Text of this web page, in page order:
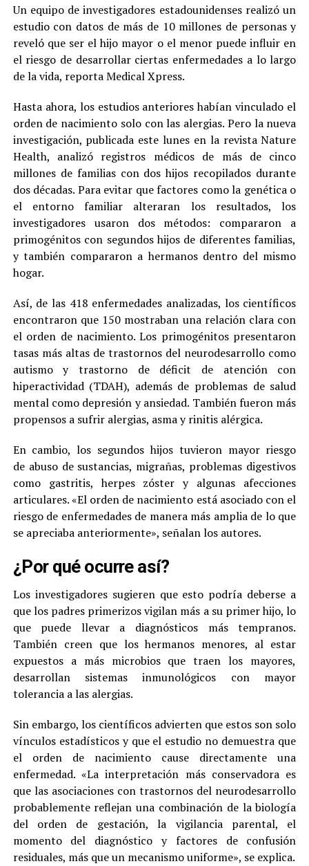
Un equipo de investigadores estadounidenses realizó un
estudio con datos de más de 10 millones de personas y
reveló que ser el hijo mayor o el menor puede influir en
el riesgo de desarrollar ciertas enfermedades a lo largo
de la vida, reporta Medical Xpress.
Hasta ahora, los estudios anteriores habían vinculado el
orden de nacimiento solo con las alergias. Pero la nueva
investigación, publicada este lunes en la revista Nature
Health, analizó registros médicos de más de cinco
millones de familias con dos hijos recopilados durante
dos décadas. Para evitar que factores como la genética o
el entorno familiar alteraran los resultados, los
investigadores usaron dos métodos: compararon a
primogénitos con segundos hijos de diferentes familias,
y también compararon a hermanos dentro del mismo
hogar.
Así, de las 418 enfermedades analizadas, los científicos
encontraron que 150 mostraban una relación clara con
el orden de nacimiento. Los primogénitos presentaron
tasas más altas de trastornos del neurodesarrollo como
autismo y trastorno de déficit de atención con
hiperactividad (TDAH), además de problemas de salud
mental como depresión y ansiedad. También fueron más
propensos a sufrir alergias, asma y rinitis alérgica.
En cambio, los segundos hijos tuvieron mayor riesgo
de abuso de sustancias, migrañas, problemas digestivos
como gastritis, herpes zóster y algunas afecciones
articulares. «El orden de nacimiento está asociado con el
riesgo de enfermedades de manera más amplia de lo que
se apreciaba anteriormente», señalan los autores.
¿Por qué ocurre así?
Los investigadores sugieren que esto podría deberse a
que los padres primerizos vigilan más a su primer hijo, lo
que puede llevar a diagnósticos más tempranos.
También creen que los hermanos menores, al estar
expuestos a más microbios que traen los mayores,
desarrollan sistemas inmunológicos con mayor
tolerancia a las alergias.
Sin embargo, los científicos advierten que estos son solo
vínculos estadísticos y que el estudio no demuestra que
el orden de nacimiento cause directamente una
enfermedad. «La interpretación más conservadora es
que las asociaciones con trastornos del neurodesarrollo
probablemente reflejan una combinación de la biología
del orden de gestación, la vigilancia parental, el
momento del diagnóstico y factores de confusión
residuales, más que un mecanismo uniforme», se explica.